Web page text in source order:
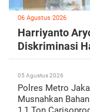
06 Agustus 2026
Harriyanto
Diskriminasi
05 Agustus 2026
Polres Metro
Musnahkan